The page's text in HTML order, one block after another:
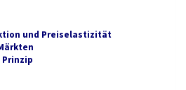
und Preiselastizität
Prinzip